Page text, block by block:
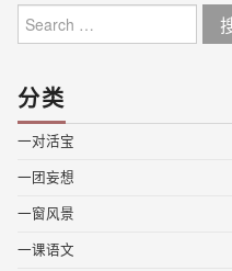
for:
分类
一对活宝
一团妄想
一窗风景
一课语文